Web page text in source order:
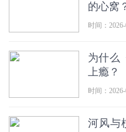
的心窝
时间：
为什么
上瘾？
时间：
河风与